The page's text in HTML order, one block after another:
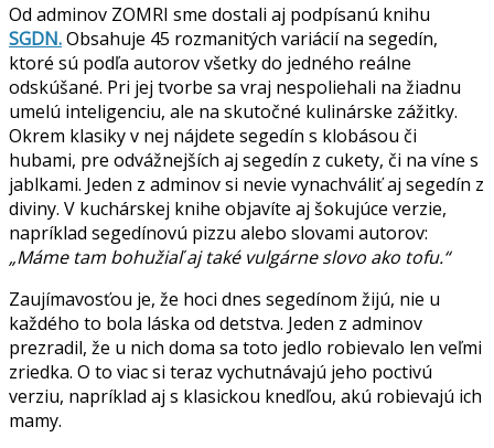
Od adminov ZOMRI sme dostali aj podpísanú knihu
SGDN.Obsahuje 45 rozmanitých variácií na segedín,
ktoré sú podľa autorov všetky do jedného reálne
odskúšané. Pri jej tvorbe sa vraj nespoliehali na žiadnu
umelú inteligenciu, ale na skutočné kulinárske zážitky.
Okrem klasiky v nej nájdete segedín s klobásou či
hubami, pre odvážnejších aj segedín z cukety, či na víne s
jablkami. Jeden z adminov si nevie vynachváliť aj segedín z
diviny. V kuchárskej knihe objavíte aj šokujúce verzie,
napríklad segedínovú pizzu alebo slovami autorov:
„Máme tam bohužiaľ aj také vulgárne slovo ako tofu.“
Zaujímavosťou je, že hoci dnes segedínom žijú, nie u
každého to bola láska od detstva. Jeden z adminov
prezradil, že u nich doma sa toto jedlo robievalo len veľmi
zriedka. O to viac si teraz vychutnávajú jeho poctivú
verziu, napríklad aj s klasickou knedľou, akú robievajú ich
mamy.